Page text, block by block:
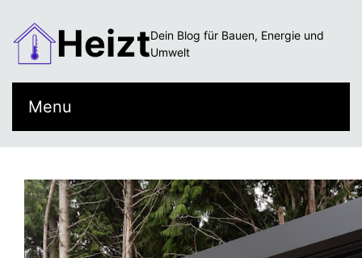
HeiztDein Blog für Bauen, Energie und
Umwelt
Menu